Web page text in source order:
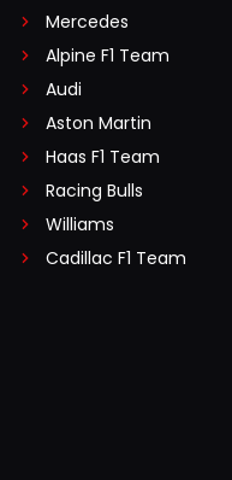
Mercedes
Alpine F1 Team
Audi
Aston Martin
Haas F1 Team
Racing Bulls
Williams
Cadillac F1 Team